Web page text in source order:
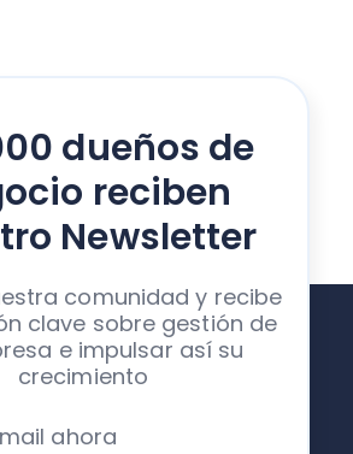
dueños de
reciben
Newsletter
comunidad y recibe
clave sobre gestión de
e impulsar así su
crecimiento
ahora